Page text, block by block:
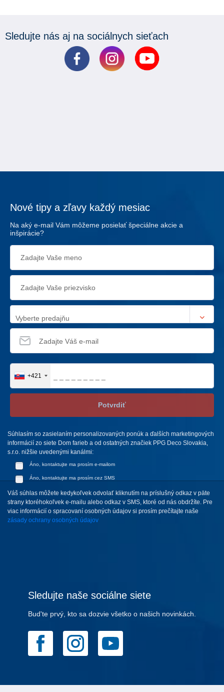
Sledujte nás aj na sociálnych sieťach
Nové tipy a zľavy každý mesiac
Na aký e-mail Vám môžeme posielať špeciálne akcie a
inšpirácie?
Vyberte predajňu
+421
Potvrdiť
Súhlasím so zasielaním personalizovaných ponúk a ďalších marketingových
informácií zo siete Dom farieb a od ostatných značiek PPG Deco Slovakia,
s.r.o. nižšie uvedenými kanálmi:
Áno, kontaktujte ma prosím e-mailom
Áno, kontaktujte ma prosím cez SMS
Váš súhlas môžete kedykoľvek odvolať kliknutím na príslušný odkaz v päte
strany ktoréhokoľvek e-mailu alebo odkaz v SMS, ktoré od nás obdržíte. Pre
viac informácií o spracovaní osobných údajov si prosím prečítajte naše
zásady ochrany osobných údajov
Sledujte naše sociálne siete
Bud'te prvý, kto sa dozvie všetko o našich novinkách.